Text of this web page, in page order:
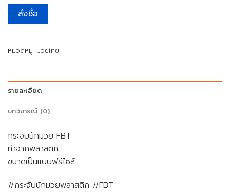
สั่งซื้อ
หมวดหมู่: มวยไทย
รายละเอียด
บทวิจารณ์ (0)
กระจับนักมวย FBT
ทำจากพลาสติก
ขนาดเป็นแบบฟรีไซส์
#กระจับนักมวยพลาสติก #FBT